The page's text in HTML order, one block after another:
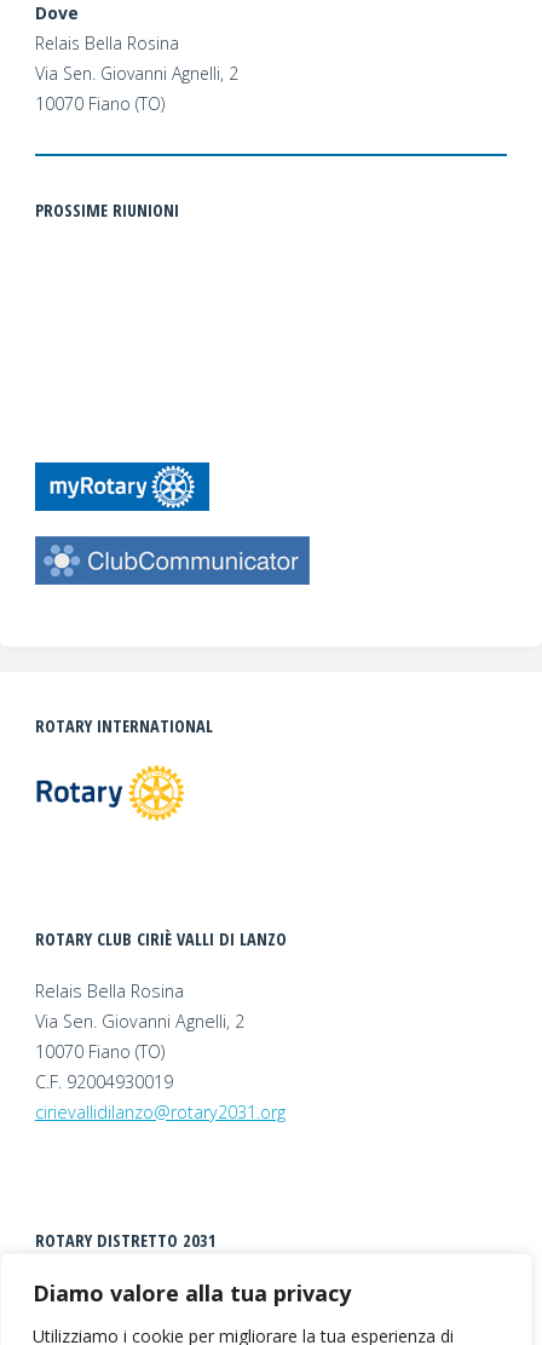
Diamo valore alla tua privacy
Utilizziamo i cookie per migliorare la tua esperienza di
Dove
Relais Bella Rosina
Via Sen. Giovanni Agnelli, 2
10070 Fiano (TO)
PROSSIME RIUNIONI
ROTARY INTERNATIONAL
ROTARY CLUB CIRIÈ VALLI DI LANZO
Relais Bella Rosina
Via Sen. Giovanni Agnelli, 2
10070 Fiano (TO)
C.F. 92004930019
cirievallidilanzo@rotary2031.org
ROTARY DISTRETTO 2031